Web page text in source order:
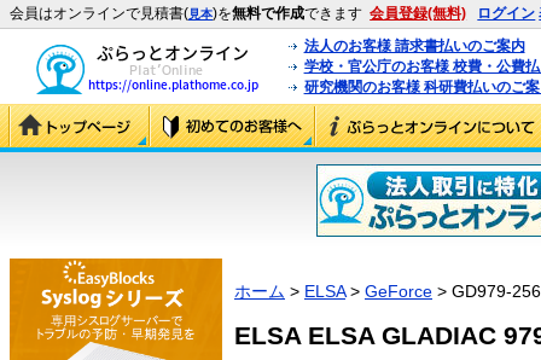
会員はオンラインで見積書(見本)を無料で作成できます 会員登録(無料) ログイン
法人のお客様 請求書払いのご案内
学校・官公庁のお客様 校費・公費
研究機関のお客様 科研費払いのご
ホーム > ELSA> GeForce > GD979-
ELSA ELSA GLADIAC